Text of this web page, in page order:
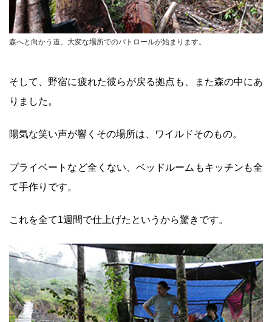
森へと向かう道。大変な場所でのパトロールが始まります。
そして、野宿に疲れた彼らが戻る拠点も、また森の中にあ
りました。
陽気な笑い声が響くその場所は、ワイルドそのもの。
プライベートなど全くない、ベッドルームもキッチンも全
て手作りです。
これを全て1週間で仕上げたというから驚きです。